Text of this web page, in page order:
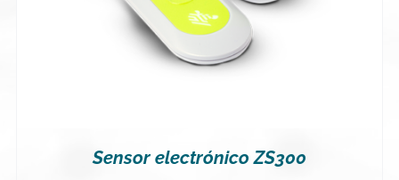
Sensor electrónico ZS300